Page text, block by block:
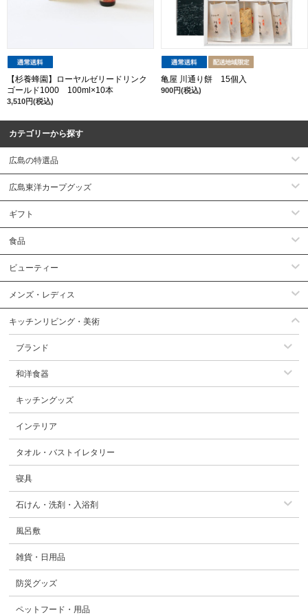
【杉養蜂園】ローヤルゼリードリンク
ゴールド1000 100ml×10本
3,510円(税込)
亀屋 川通り餅 15個入
900円(税込)
カテゴリーから探す
広島の特選品
広島東洋カープグッズ
ギフト
食品
ビューティー
メンズ・レディス
キッチンリビング・美術
ブランド
和洋食器
キッチングッズ
インテリア
タオル・バストイレタリー
寝具
石けん・洗剤・入浴剤
風呂敷
雑貨・日用品
防災グッズ
ペットフード・用品